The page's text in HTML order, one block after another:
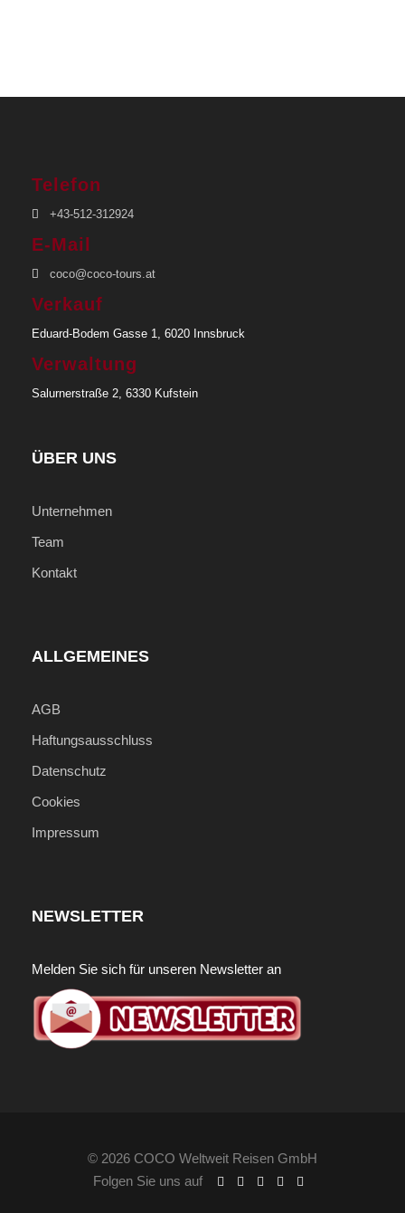
Telefon
+43-512-312924
E-Mail
coco@coco-tours.at
Verkauf
Eduard-Bodem Gasse 1, 6020 Innsbruck
Verwaltung
Salurnerstraße 2, 6330 Kufstein
ÜBER UNS
Unternehmen
Team
Kontakt
ALLGEMEINES
AGB
Haftungsausschluss
Datenschutz
Cookies
Impressum
NEWSLETTER
Melden Sie sich für unseren Newsletter an
© 2026 COCO Weltweit Reisen GmbH
Folgen Sie uns auf